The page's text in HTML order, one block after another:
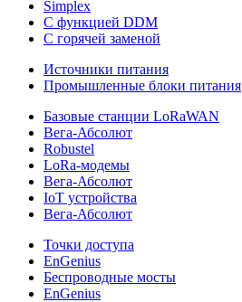
Simplex
С функцией DDM
С горячей заменой
Источники питания
Промышленные блоки питания
Базовые станции LoRaWAN
Вега-Абсолют
Robustel
LoRa-модемы
Вега-Абсолют
IoT устройства
Вега-Абсолют
Точки доступа
EnGenius
Беспроводные мосты
EnGenius